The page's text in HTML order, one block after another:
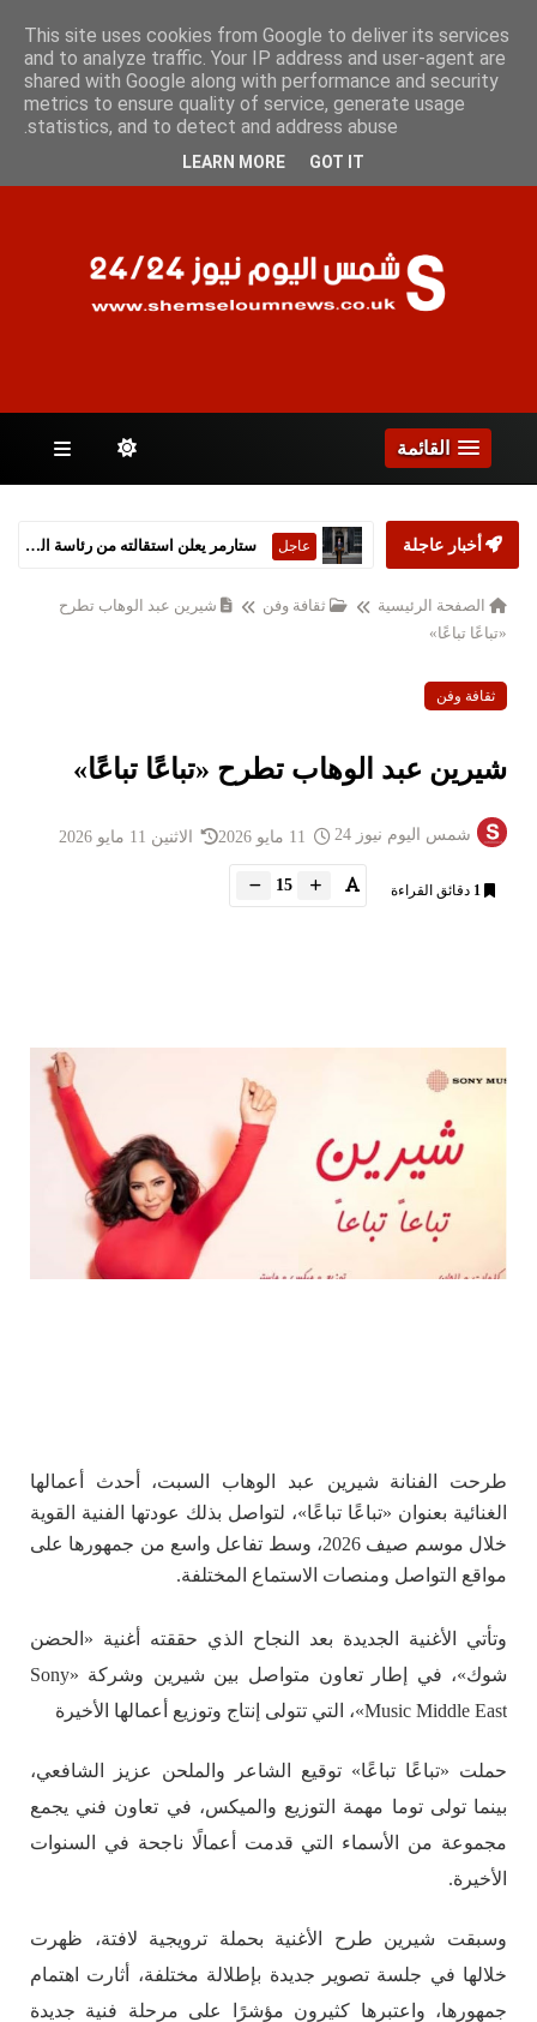
الجمعة 7 أغسطس 2026
الصفحات
القائمة
أخبار عاجلة عاجل ستارمر يعلن استقالته من رئاسة الحكومة البريطانية
الصفحة الرئيسية ثقافة وفن
شيرين عبد الوهاب تطرح
«تباعًا تباعًا»
ثقافة وفن
شيرين عبد الوهاب تطرح «تباعًا تباعًا»
شمس اليوم نيوز 24 الاثنين 11 مايو 2026
1 دقائق القراءة 15
طرحت الفنانة شيرين عبد الوهاب السبت، أحدث أعمالها
الغنائية بعنوان «تباعًا تباعًا»، لتواصل بذلك عودتها الفنية القوية
خلال موسم صيف 2026، وسط تفاعل واسع من جمهورها على
مواقع التواصل ومنصات الاستماع المختلفة.
وتأتي الأغنية الجديدة بعد النجاح الذي حققته أغنية «الحضن
شوك»، في إطار تعاون متواصل بين شيرين وشركة «Sony
Music Middle East»، التي تتولى إنتاج وتوزيع أعمالها الأخيرة
حملت «تباعًا تباعًا» توقيع الشاعر والملحن عزيز الشافعي،
بينما تولى توما مهمة التوزيع والميكس، في تعاون فني يجمع
مجموعة من الأسماء التي قدمت أعمالًا ناجحة في السنوات
الأخيرة.
وسبقت شيرين طرح الأغنية بحملة ترويجية لافتة، ظهرت
خلالها في جلسة تصوير جديدة بإطلالة مختلفة، أثارت اهتمام
جمهورها، واعتبرها كثيرون مؤشرًا على مرحلة فنية جديدة
This site uses cookies from Google to deliver its services
and to analyze traffic. Your IP address and user-agent are
shared with Google along with performance and security
metrics to ensure quality of service, generate usage
statistics, and to detect and address abuse.
LEARN MORE GOT IT